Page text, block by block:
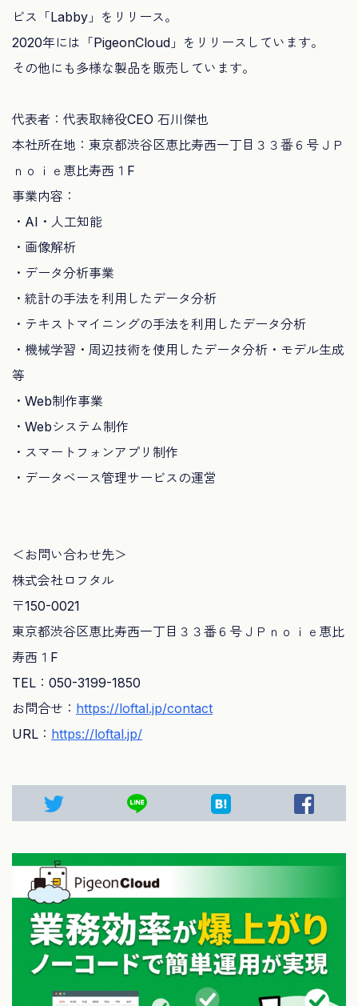
ビス「Labby」をリリース。
2020年には「PigeonCloud」をリリースしています。
その他にも多様な製品を販売しています。
代表者：代表取締役CEO 石川傑也
本社所在地：東京都渋谷区恵比寿西一丁目３３番６号ＪＰ
ｎｏｉｅ恵比寿西１F
事業内容：
・AI・人工知能
・画像解析
・データ分析事業
・統計の手法を利用したデータ分析
・テキストマイニングの手法を利用したデータ分析
・機械学習・周辺技術を使用したデータ分析・モデル生成
等
・Web制作事業
・Webシステム制作
・スマートフォンアプリ制作
・データベース管理サービスの運営
＜お問い合わせ先＞
株式会社ロフタル
〒150-0021
東京都渋谷区恵比寿西一丁目３３番６号ＪＰｎｏｉｅ恵比
寿西１F
TEL：050-3199-1850
お問合せ： https://loftal.jp/contact
URL： https://loftal.jp/